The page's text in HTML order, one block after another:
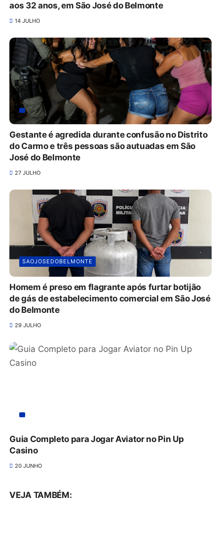
aos 32 anos, em São José do Belmonte
14 JULHO
Gestante é agredida durante confusão no Distrito
do Carmo e três pessoas são autuadas em São
José do Belmonte
27 JULHO
SAOJOSEDOBELMONTE
Homem é preso em flagrante após furtar botijão
de gás de estabelecimento comercial em São José
do Belmonte
29 JULHO
Guia Completo para Jogar Aviator no Pin Up
Casino
20 JUNHO
VEJA TAMBÉM: